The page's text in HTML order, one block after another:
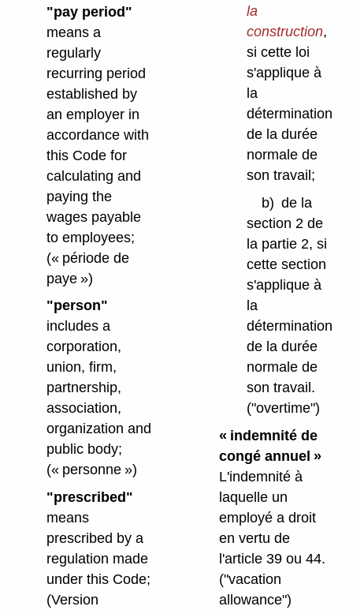
"pay period"
means a
regularly
recurring period
established by
an employer in
accordance with
this Code for
calculating and
paying the
wages payable
to employees;
(« période de
paye »)
"person"
includes a
corporation,
union, firm,
partnership,
association,
organization and
public body;
(« personne »)
"prescribed"
means
prescribed by a
regulation made
under this Code;
(Version
la
construction,
si cette loi
s'applique à
la
détermination
de la durée
normale de
son travail;
b) de la
section 2 de
la partie 2, si
cette section
s'applique à
la
détermination
de la durée
normale de
son travail.
("overtime")
« indemnité de
congé annuel »
L'indemnité à
laquelle un
employé a droit
en vertu de
l'article 39 ou 44.
("vacation
allowance")